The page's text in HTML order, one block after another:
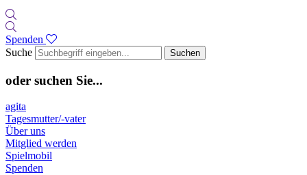
Spenden
Suche
Suchen
oder suchen Sie...
agita
Tagesmutter/-vater
Über uns
Mitglied werden
Spielmobil
Spenden